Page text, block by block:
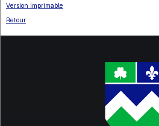
Version imprimable
Retour